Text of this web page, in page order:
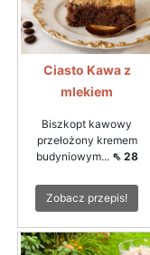
Ciasto Kawa z
mlekiem
Biszkopt kawowy
przełożony kremem
budyniowym... ⇖ 28
Zobacz przepis!